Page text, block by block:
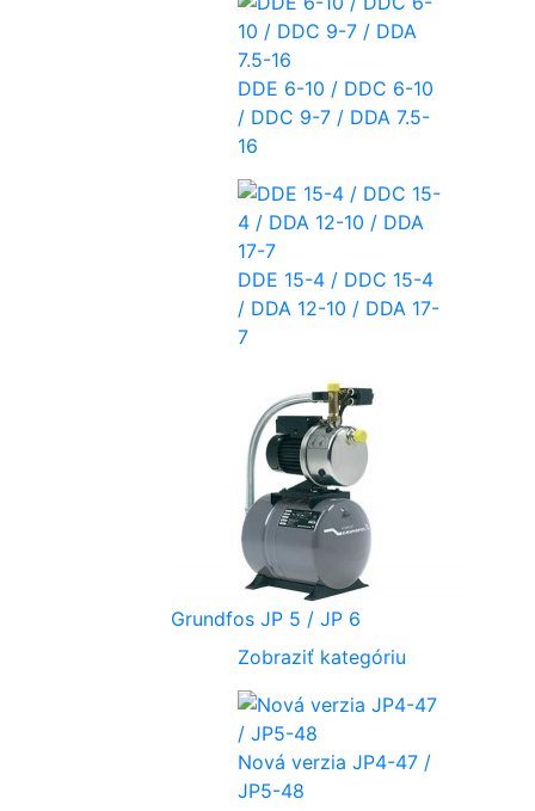
DDE 6-10 / DDC 6-10
/ DDC 9-7 / DDA 7.5-
16
DDE 15-4 / DDC 15-4
/ DDA 12-10 / DDA 17-
7
Grundfos JP 5 / JP 6
Zobraziť kategóriu
Nová verzia JP4-47 /
JP5-48